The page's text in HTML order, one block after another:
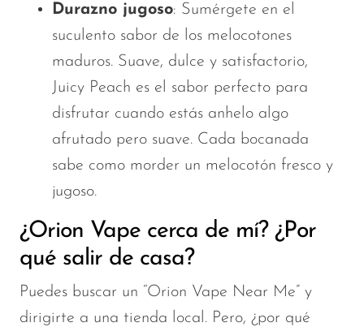
Durazno jugoso: Sumérgete en el
suculento sabor de los melocotones
maduros. Suave, dulce y satisfactorio,
Juicy Peach es el sabor perfecto para
disfrutar cuando estás anhelo algo
afrutado pero suave. Cada bocanada
sabe como morder un melocotón fresco y
jugoso.
¿Orion Vape cerca de mí? ¿Por
qué salir de casa?
Puedes buscar un “Orion Vape Near Me” y
dirigirte a una tienda local. Pero, ¿por qué